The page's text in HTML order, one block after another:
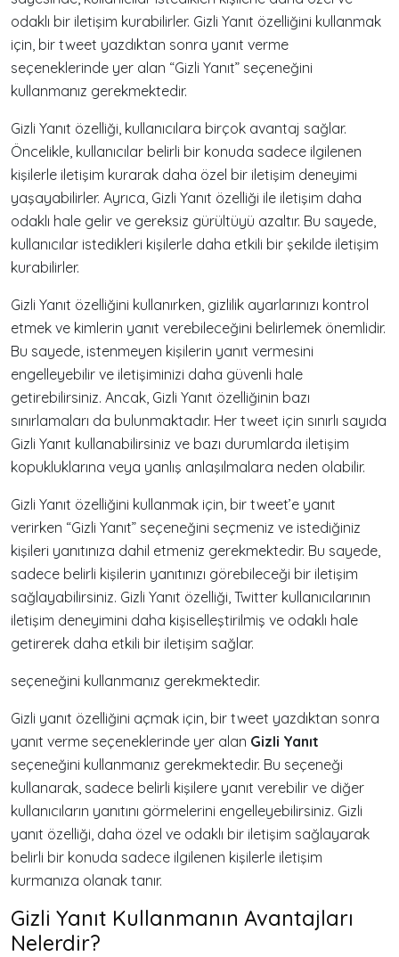
odaklı bir iletişim kurabilirler. Gizli Yanıt özelliğini kullanmak
için, bir tweet yazdıktan sonra yanıt verme
seçeneklerinde yer alan “Gizli Yanıt” seçeneğini
kullanmanız gerekmektedir.
Gizli Yanıt özelliği, kullanıcılara birçok avantaj sağlar.
Öncelikle, kullanıcılar belirli bir konuda sadece ilgilenen
kişilerle iletişim kurarak daha özel bir iletişim deneyimi
yaşayabilirler. Ayrıca, Gizli Yanıt özelliği ile iletişim daha
odaklı hale gelir ve gereksiz gürültüyü azaltır. Bu sayede,
kullanıcılar istedikleri kişilerle daha etkili bir şekilde iletişim
kurabilirler.
Gizli Yanıt özelliğini kullanırken, gizlilik ayarlarınızı kontrol
etmek ve kimlerin yanıt verebileceğini belirlemek önemlidir.
Bu sayede, istenmeyen kişilerin yanıt vermesini
engelleyebilir ve iletişiminizi daha güvenli hale
getirebilirsiniz. Ancak, Gizli Yanıt özelliğinin bazı
sınırlamaları da bulunmaktadır. Her tweet için sınırlı sayıda
Gizli Yanıt kullanabilirsiniz ve bazı durumlarda iletişim
kopukluklarına veya yanlış anlaşılmalara neden olabilir.
Gizli Yanıt özelliğini kullanmak için, bir tweet’e yanıt
verirken “Gizli Yanıt” seçeneğini seçmeniz ve istediğiniz
kişileri yanıtınıza dahil etmeniz gerekmektedir. Bu sayede,
sadece belirli kişilerin yanıtınızı görebileceği bir iletişim
sağlayabilirsiniz. Gizli Yanıt özelliği, Twitter kullanıcılarının
iletişim deneyimini daha kişiselleştirilmiş ve odaklı hale
getirerek daha etkili bir iletişim sağlar.
seçeneğini kullanmanız gerekmektedir.
Gizli yanıt özelliğini açmak için, bir tweet yazdıktan sonra
yanıt verme seçeneklerinde yer alan Gizli Yanıt
seçeneğini kullanmanız gerekmektedir. Bu seçeneği
kullanarak, sadece belirli kişilere yanıt verebilir ve diğer
kullanıcıların yanıtını görmelerini engelleyebilirsiniz. Gizli
yanıt özelliği, daha özel ve odaklı bir iletişim sağlayarak
belirli bir konuda sadece ilgilenen kişilerle iletişim
kurmanıza olanak tanır.
Gizli Yanıt Kullanmanın Avantajları
Nelerdir?